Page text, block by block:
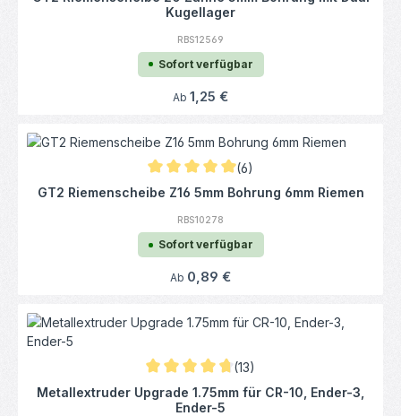
Kugellager
RBS12569
Sofort verfügbar
Regulärer Preis:
Ab 1,25 €
Durchschnittliche Bewertung von 5 von 5
(6)
GT2 Riemenscheibe Z16 5mm Bohrung 6mm Riemen
RBS10278
Sofort verfügbar
Regulärer Preis:
Ab 0,89 €
Durchschnittliche Bewertung von 4.81 von
(13)
Metallextruder Upgrade 1.75mm für CR-10, Ender-3,
Ender-5